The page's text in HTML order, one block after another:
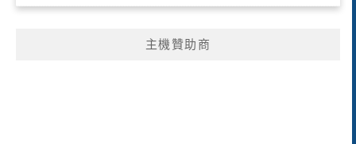
主機贊助商